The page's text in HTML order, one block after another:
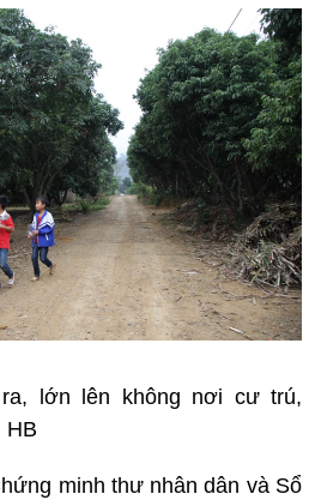
lớn lên không nơi cư trú,
HB
minh thư nhân dân và Sổ